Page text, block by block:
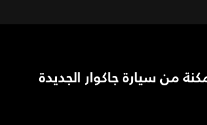
من سيارة جاكوار الجديدة